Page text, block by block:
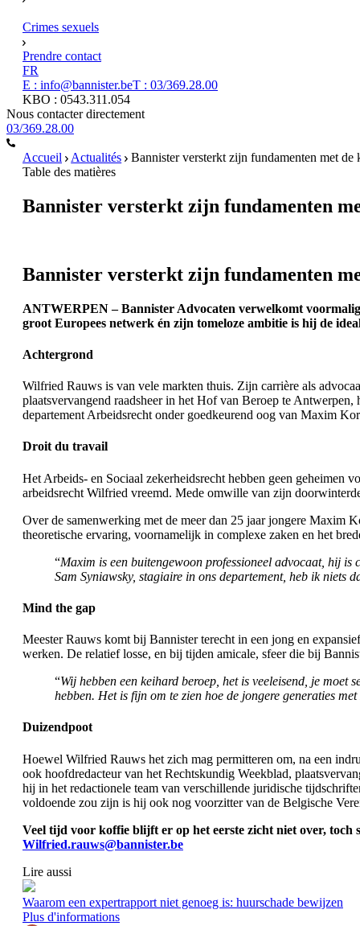
Crimes sexuels
Prendre contact
FR
E : info@bannister.beT : 03/369.28.00
KBO : 0543.311.054
Nous contacter directement
03/369.28.00
Accueil Actualités
Bannister versterkt zijn fundamenten met
Table des matières
Bannister versterkt zijn fundamenten
Bannister versterkt zijn fundamenten
ANTWERPEN – Bannister Advocaten verwelkomt
groot Europees netwerk én zijn tomeloze ambitie is hij de
Achtergrond
Wilfried Rauws is van vele markten thuis. Zijn carrière als
plaatsvervangend raadsheer in het Hof van Beroep te
departement Arbeidsrecht onder goedkeurend oog van Maxim
Droit du travail
Het Arbeids- en Sociaal zekerheidsrecht hebben geen geheimen
arbeidsrecht Wilfried vreemd. Mede omwille van zijn
Over de samenwerking met de meer dan 25 jaar jongere Maxim
theoretische ervaring, voornamelijk in complexe zaken en het
“Maxim is een buitengewoon professioneel advocaat, hij
Sam Syniawsky, stagiaire in ons departement, heb ik niets
Mind the gap
Meester Rauws komt bij Bannister terecht in een jong en
werken. De relatief losse, en bij tijden amicale, sfeer die bij
“Wij hebben een keihard beroep, het is veeleisend, je moet
hebben. Het is fijn om te zien hoe de jongere generaties
Duizendpoot
Hoewel Wilfried Rauws het zich mag permitteren om, na een
ook hoofdredacteur van het Rechtskundig Weekblad,
hij in het redactionele team van verschillende juridische
voldoende zou zijn is hij ook nog voorzitter van de Belgische
Veel tijd voor koffie blijft er op het eerste zicht niet over,
Wilfried.rauws@bannister.be
Lire aussi
Waarom een expertrapport niet genoeg is: huurschade bewijzen
Plus d'informations